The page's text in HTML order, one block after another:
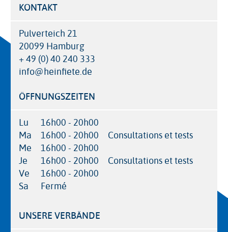
KONTAKT
Pulverteich 21
20099 Hamburg
+ 49 (0) 40 240 333
info@heinfiete.de
ÖFFNUNGSZEITEN
Lu
16h00 - 20h00
Ma
16h00 - 20h00
Consultations et tests
Me
16h00 - 20h00
Je
16h00 - 20h00
Consultations et tests
Ve
16h00 - 20h00
Sa
Fermé
UNSERE VERBÄNDE